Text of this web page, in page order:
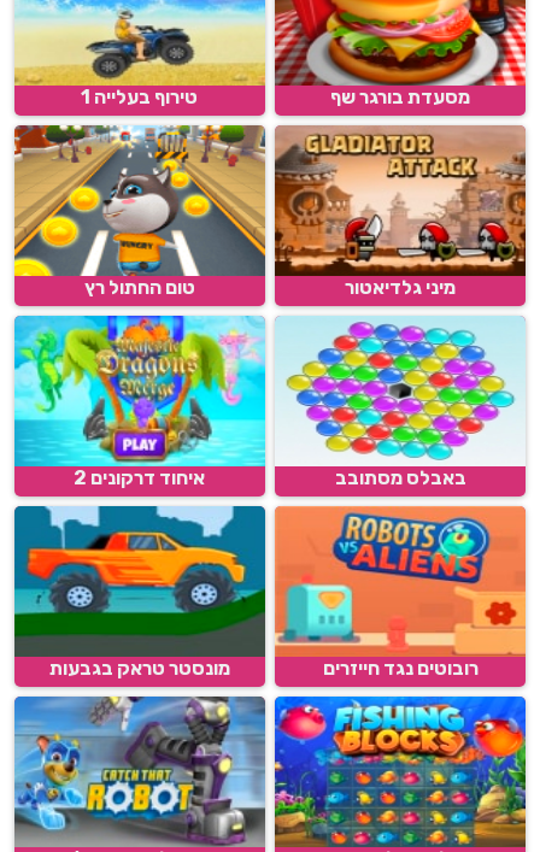
מסעדת בורגר שף טירוף בעלייה 1
מיני גלדיאטור טום החתול רץ
באבלס מסתובב איחוד דרקונים 2
רובוטים נגד חייזרים מונסטר טראק בגבעות